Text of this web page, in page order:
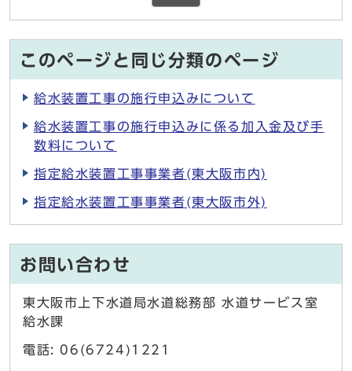
このページと同じ分類のページ
給水装置工事の施行申込みについて
給水装置工事の施行申込みに係る加入金及び手
数料について
指定給水装置工事事業者(東大阪市内)
指定給水装置工事事業者(東大阪市外)
お問い合わせ
東大阪市上下水道局水道総務部 水道サービス室
給水課
電話: 06(6724)1221